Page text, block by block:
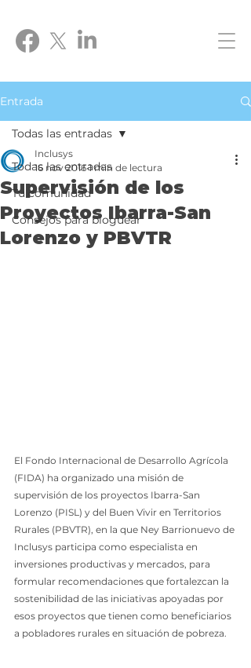
Entrada
Todas las entradas
Tu comunidad
Consejos para bloguear
Todas las entradas
Supervisión de los
Proyectos Ibarra-San
Lorenzo y PBVTR
Inclusys
16 nov 2016 1 min de lectura
El Fondo Internacional de Desarrollo Agrícola
(FIDA) ha organizado una misión de
supervisión de los proyectos Ibarra-San
Lorenzo (PISL) y del Buen Vivir en Territorios
Rurales (PBVTR), en la que Ney Barrionuevo de
Inclusys participa como especialista en
inversiones productivas y mercados, para
formular recomendaciones que fortalezcan la
sostenibilidad de las iniciativas apoyadas por
esos proyectos que tienen como beneficiarios
a pobladores rurales en situación de pobreza.